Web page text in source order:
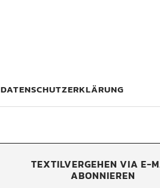
DATENSCHUTZERKLÄRUNG
TEXTILVERGEHEN VIA E-
ABONNIEREN